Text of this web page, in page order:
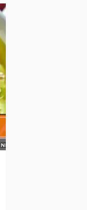
Menjaga Energi
Kelenturan